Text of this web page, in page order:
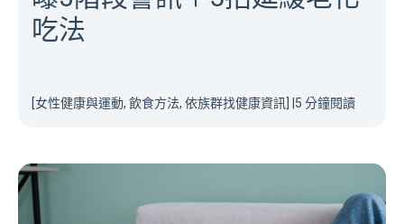
吃法
[女性健康與運動, 飲食方法, 依族群找健康資訊] 5 分鐘閱讀